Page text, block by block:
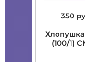
350
(100/1)